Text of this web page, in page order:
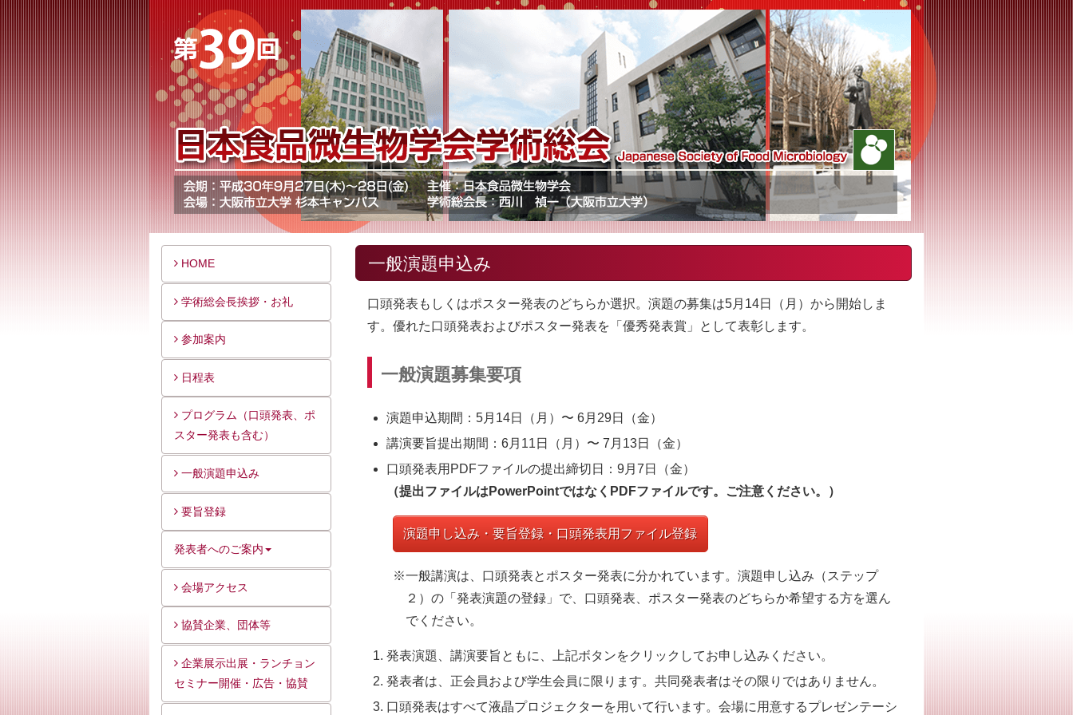
一般演題申込み
口頭発表もしくはポスター発表のどちらか選択。演題の募集は5月14日（月）から開始しま
す。優れた口頭発表およびポスター発表を「優秀発表賞」として表彰します。
一般演題募集要項
演題申込期間：5月14日（月）〜 6月29日（金）
講演要旨提出期間：6月11日（月）〜 7月13日（金）
口頭発表用PDFファイルの提出締切日：9月7日（金）
（提出ファイルはPowerPointではなくPDFファイルです。ご注意ください。）
演題申し込み・要旨登録・口頭発表用ファイル登録
一般講演は、口頭発表とポスター発表に分かれています。演題申し込み（ステップ
２）の「発表演題の登録」で、口頭発表、ポスター発表のどちらか希望する方を選ん
でください。
発表演題、講演要旨ともに、上記ボタンをクリックしてお申し込みください。
発表者は、正会員および学生会員に限ります。共同発表者はその限りではありません。
口頭発表はすべて液晶プロジェクターを用いて行います。会場に用意するプレゼンテーシ
HOME
学術総会長挨拶・お礼
参加案内
日程表
プログラム（口頭発表、ポ
スター発表も含む）
一般演題申込み
要旨登録
発表者へのご案内
会場アクセス
協賛企業、団体等
企業展示出展・ランチョン
セミナー開催・広告・協賛